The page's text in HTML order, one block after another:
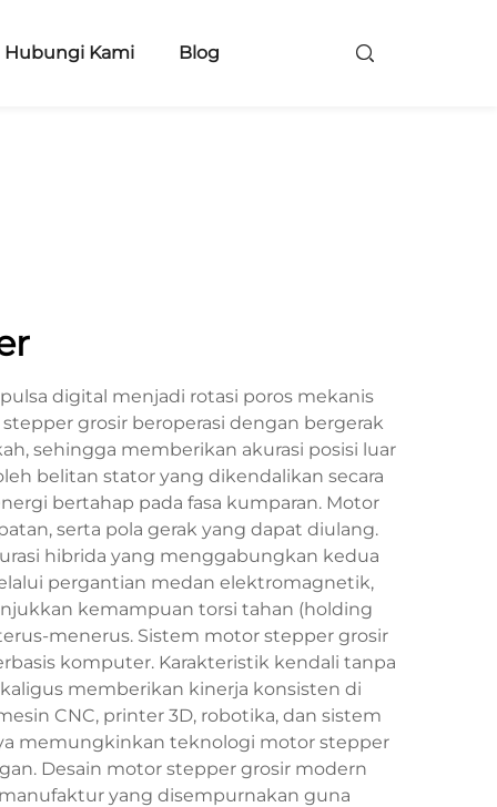
Hubungi Kami Blog
digital menjadi rotasi poros mekanis
grosir beroperasi dengan bergerak
sehingga memberikan akurasi posisi luar
belitan stator yang dikendalikan secara
bertahap pada fasa kumparan. Motor
serta pola gerak yang dapat diulang.
hibrida yang menggabungkan kedua
pergantian medan elektromagnetik,
kemampuan torsi tahan (holding
menerus. Sistem motor stepper grosir
komputer. Karakteristik kendali tanpa
memberikan kinerja konsisten di
CNC, printer 3D, robotika, dan sistem
memungkinkan teknologi motor stepper
Desain motor stepper grosir modern
yang disempurnakan guna